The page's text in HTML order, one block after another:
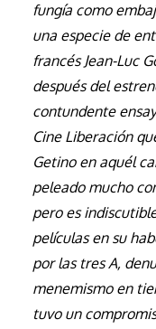
SYNCO
fungía como
una especie de
francés Jean-Luc
después del
contundente
Cine Liberación
Getino en aquél
peleado mucho
pero es
películas en su
por las tres A,
menemismo en
tuvo un